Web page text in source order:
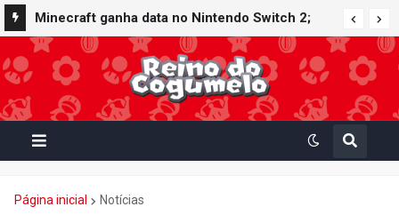
Minecraft ganha data no Nintendo Switch 2;
Super Mario Mash-Up receberá atualização
gráfica exclusiva
Página inicial Notícias